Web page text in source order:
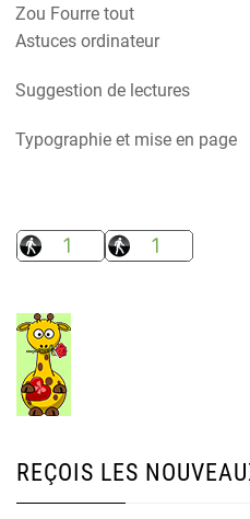
Zou Fourre tout
Astuces ordinateur
Suggestion de lectures
Typographie et mise en page
REÇOIS LES